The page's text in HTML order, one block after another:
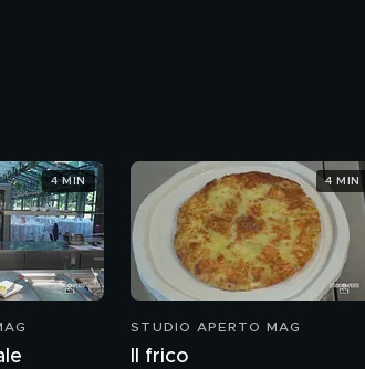
4 MIN
STUDIO APERTO MAG
Il frico
4 MIN